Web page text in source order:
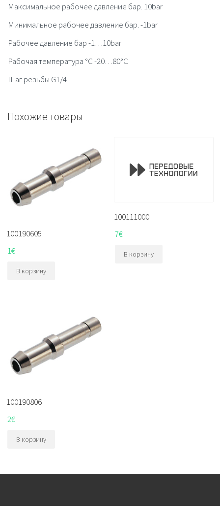
Максимальное рабочее давление бар. 10bar
Минимальное рабочее давление бар. -1bar
Рабочее давление бар -1…10bar
Рабочая температура °C -20…80°C
Шаг резьбы G1/4
Похожие товары
100190605
1€
В корзину
100111000
7€
В корзину
100190806
2€
В корзину